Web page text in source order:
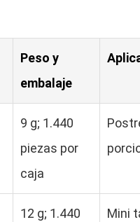
Peso y
embalaje
9 g; 1.440
piezas por
caja
12 g; 1.440
Mini